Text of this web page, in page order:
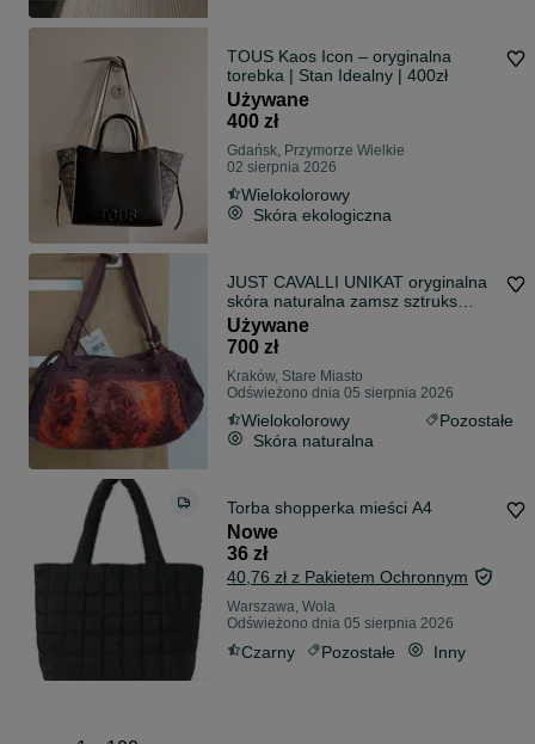
TOUS Kaos Icon – oryginalna
torebka | Stan Idealny | 400zł
Używane
400 zł
Gdańsk, Przymorze Wielkie
02 sierpnia 2026
Wielokolorowy
Skóra ekologiczna
JUST CAVALLI UNIKAT oryginalna
skóra naturalna zamsz sztruks
nubuk torebka shopper worek
kuferek baguette A4
Używane
700 zł
Kraków, Stare Miasto
Odświeżono dnia 05 sierpnia 2026
Wielokolorowy
Pozostałe
Skóra naturalna
Torba shopperka mieści A4
Nowe
36 zł
40,76 zł z Pakietem Ochronnym
Warszawa, Wola
Odświeżono dnia 05 sierpnia 2026
Czarny Pozostałe Inny